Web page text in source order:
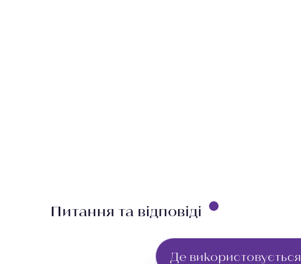
Питання та відповіді
Де